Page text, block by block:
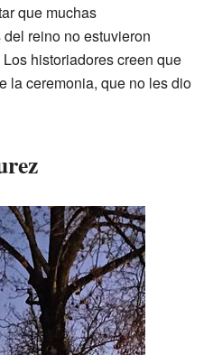
que muchas
reino no estuvieron
historiadores creen que
la ceremonia, que no les dio